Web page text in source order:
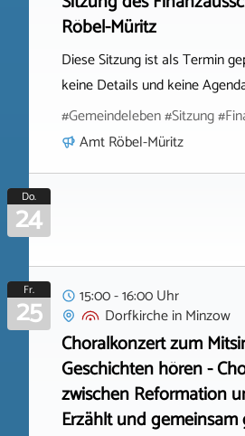
Röbel-Müritz
Diese Sitzung ist als Termin
keine Details und keine
#Gemeindeleben #Sitzung
Amt Röbel-Müritz
Do.
24
Fr.
25
15:00 - 16:00 Uhr
DorfkircheinMinzow
Choralkonzert zum
Geschichten hören -
zwischen Reformation
Erzählt und